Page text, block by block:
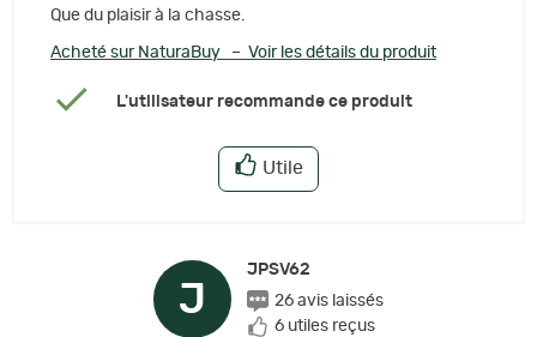
Que du plaisir à la chasse.
Acheté sur NaturaBuy – Voir les détails du produit
L'utilisateur recommande ce produit
Utile
J
JPSV62
26 avis laissés
6 utiles reçus